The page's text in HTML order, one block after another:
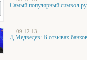
Самый популярный символ
09.12.13
Д.Медведев: В отзывах